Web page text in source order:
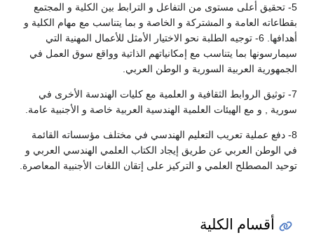
5- تحقيق أعلى مستوى من التفاعل و الترابط بين الكلية و المجتمع
بقطاعاته العامة و المشتركة و الخاصة و بما يتناسب مع مهام الكلية و
أهدافها. 6- توجيه الطلبة نحو الاختيار الأمثل للأعمال المهنية التي
سيمارسونها بما يتناسب مع إمكانياتهم الذاتية وواقع سوق العمل في
الجمهورية العربية السورية و الوطن العربي.
7- توثيق الروابط الثقافية و العلمية مع كليات الهندسة الأخرى في
سورية , و مع الهيئات العلمية الهندسية العربية خاصة و الأجنبية عامة.
8- دفع عملية تعريب التعليم الهندسي في مختلف مؤسساته القائمة
في الوطن العربي عن طريق إيجاد الكتاب العلمي الهندسي العربي و
توحيد المصطلح العلمي و التركيز على إتقان اللغات الأجنبية المعاصرة.
أقسام الكلية